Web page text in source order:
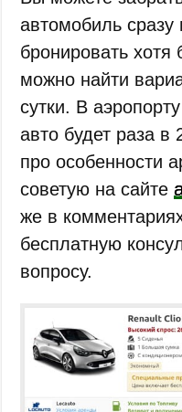
автомобиль сразу
бронировать хотя
можно найти
сутки. В
авто будет раза
про особенности
советую на сайте
же в
бесплатную
вопросу.